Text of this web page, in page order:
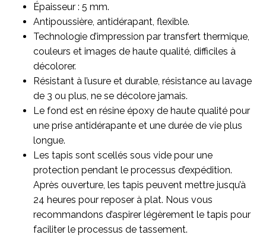
Épaisseur : 5 mm.
Antipoussière, antidérapant, flexible.
Technologie d’impression par transfert thermique,
couleurs et images de haute qualité, difficiles à
décolorer.
Résistant à l’usure et durable, résistance au lavage
de 3 ou plus, ne se décolore jamais.
Le fond est en résine époxy de haute qualité pour
une prise antidérapante et une durée de vie plus
longue.
Les tapis sont scellés sous vide pour une
protection pendant le processus d’expédition.
Après ouverture, les tapis peuvent mettre jusqu’à
24 heures pour reposer à plat. Nous vous
recommandons d’aspirer légèrement le tapis pour
faciliter le processus de tassement.